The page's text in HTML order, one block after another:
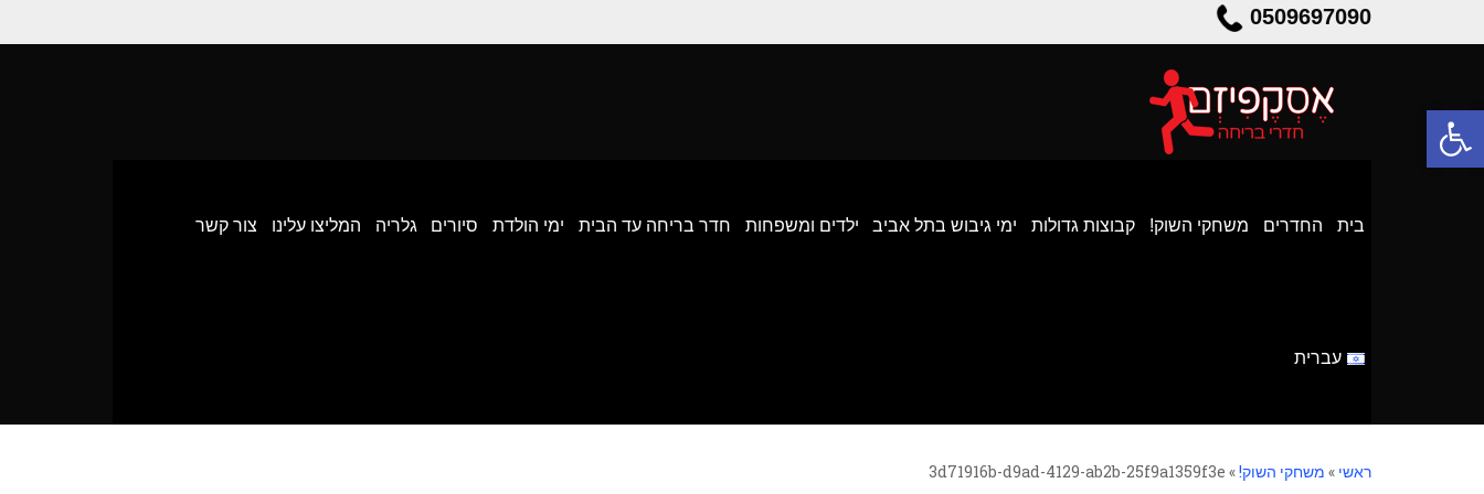
פתח סרגל נגישות
0509697090
בית החדרים משחקי השוק! קבוצות גדולות ימי גיבוש בתל אביב ילדים ומשפחות חדר בריחה עד הבית ימי הולדת סיורים גלריה המליצו עלינו צור קשר
עברית
ראשי » משחקי השוק!»
3d71916b-d9ad-4129-ab2b-25f9a1359f3e